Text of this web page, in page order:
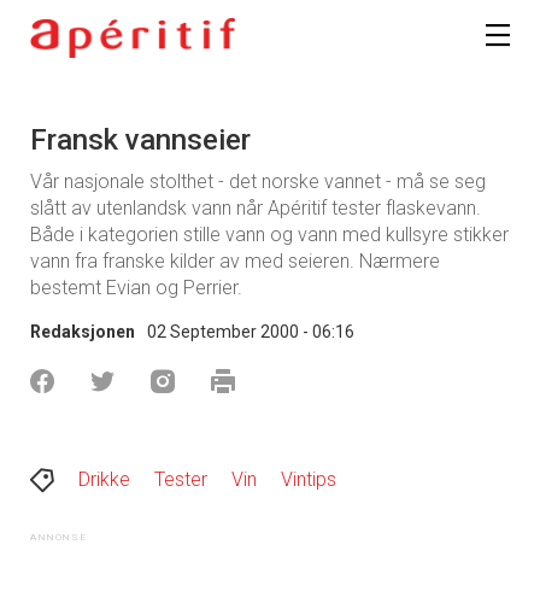
Fransk vannseier
Vår nasjonale stolthet - det norske vannet - må se seg
slått av utenlandsk vann når Apéritif tester flaskevann.
Både i kategorien stille vann og vann med kullsyre stikker
vann fra franske kilder av med seieren. Nærmere
bestemt Evian og Perrier.
Redaksjonen 02 September 2000 - 06:16
Drikke Tester Vin Vintips